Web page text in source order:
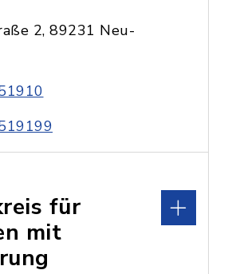
2, 89231 Neu-
für
mit